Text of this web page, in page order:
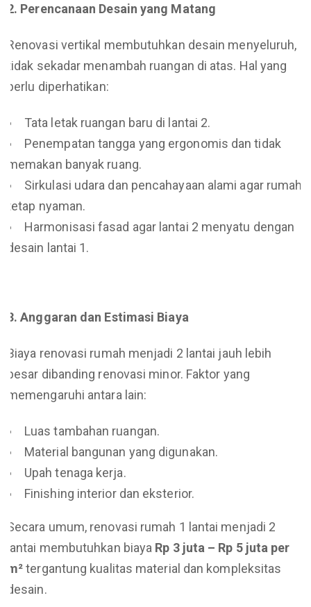
2. Perencanaan Desain yang Matang
Renovasi vertikal membutuhkan desain menyeluruh,
tidak sekadar menambah ruangan di atas. Hal yang
perlu diperhatikan:
Tata letak ruangan baru di lantai 2.
Penempatan tangga yang ergonomis dan tidak
memakan banyak ruang.
Sirkulasi udara dan pencahayaan alami agar rumah
tetap nyaman.
Harmonisasi fasad agar lantai 2 menyatu dengan
desain lantai 1.
3. Anggaran dan Estimasi Biaya
Biaya renovasi rumah menjadi 2 lantai jauh lebih
besar dibanding renovasi minor. Faktor yang
memengaruhi antara lain:
Luas tambahan ruangan.
Material bangunan yang digunakan.
Upah tenaga kerja.
Finishing interior dan eksterior.
Secara umum, renovasi rumah 1 lantai menjadi 2
lantai membutuhkan biaya Rp 3 juta – Rp 5 juta per
m²tergantung kualitas material dan kompleksitas
desain.